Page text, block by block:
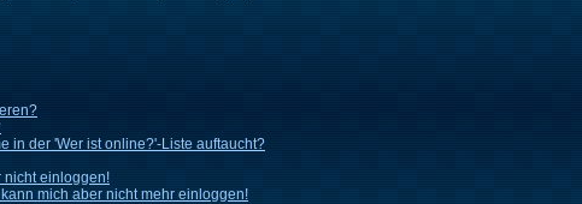
in der 'Wer ist online?'-Liste auftaucht?
nicht einloggen!
mich aber nicht mehr einloggen!